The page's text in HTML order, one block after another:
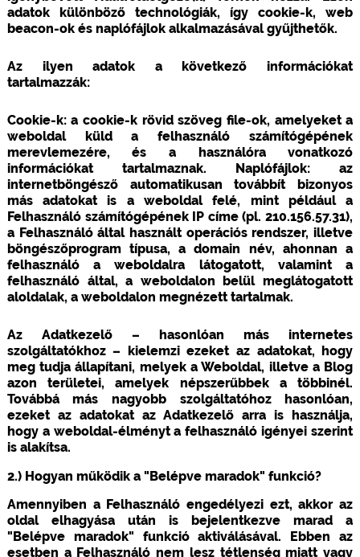
adatok különböző technológiák, így cookie-k, web
beacon-ok és naplófájlok alkalmazásával gyűjthetők.
Az ilyen adatok a következő információkat
tartalmazzák:
Cookie-k: a cookie-k rövid szöveg file-ok, amelyeket a
weboldal küld a felhasználó számítógépének
merevlemezére, és a használóra vonatkozó
információkat tartalmaznak. Naplófájlok: az
internetböngésző automatikusan továbbít bizonyos
más adatokat is a weboldal felé, mint például a
Felhasználó számítógépének IP címe (pl. 210.156.57.31),
a Felhasználó által használt operációs rendszer, illetve
böngészőprogram típusa, a domain név, ahonnan a
felhasználó a weboldalra látogatott, valamint a
felhasználó által, a weboldalon belül meglátogatott
aloldalak, a weboldalon megnézett tartalmak.
Az Adatkezelő – hasonlóan más internetes
szolgáltatókhoz – kielemzi ezeket az adatokat, hogy
meg tudja állapítani, melyek a Weboldal, illetve a Blog
azon területei, amelyek népszerűbbek a többinél.
Továbbá más nagyobb szolgáltatóhoz hasonlóan,
ezeket az adatokat az Adatkezelő arra is használja,
hogy a weboldal-élményt a felhasználó igényei szerint
is alakítsa.
2.) Hogyan működik a "Belépve maradok" funkció?
Amennyiben a Felhasználó engedélyezi ezt, akkor az
oldal elhagyása után is bejelentkezve marad a
"Belépve maradok" funkció aktiválásával. Ebben az
esetben a Felhasználó nem lesz tétlenség miatt vagy